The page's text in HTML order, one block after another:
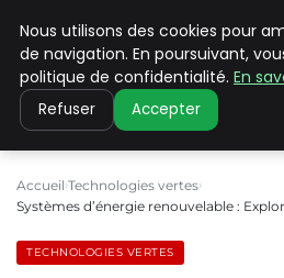
CLIMATE C
Accueil Technologies vertes
Systèmes d’énergie renouvelable :
TECHNOLOGIES VERTES
Nous utilisons des cookies pour
de navigation. En poursuivant,
politique de confidentialité. En
Refuser Accepter